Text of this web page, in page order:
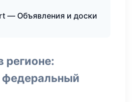
— Объявления и доски
регионе:
федеральный